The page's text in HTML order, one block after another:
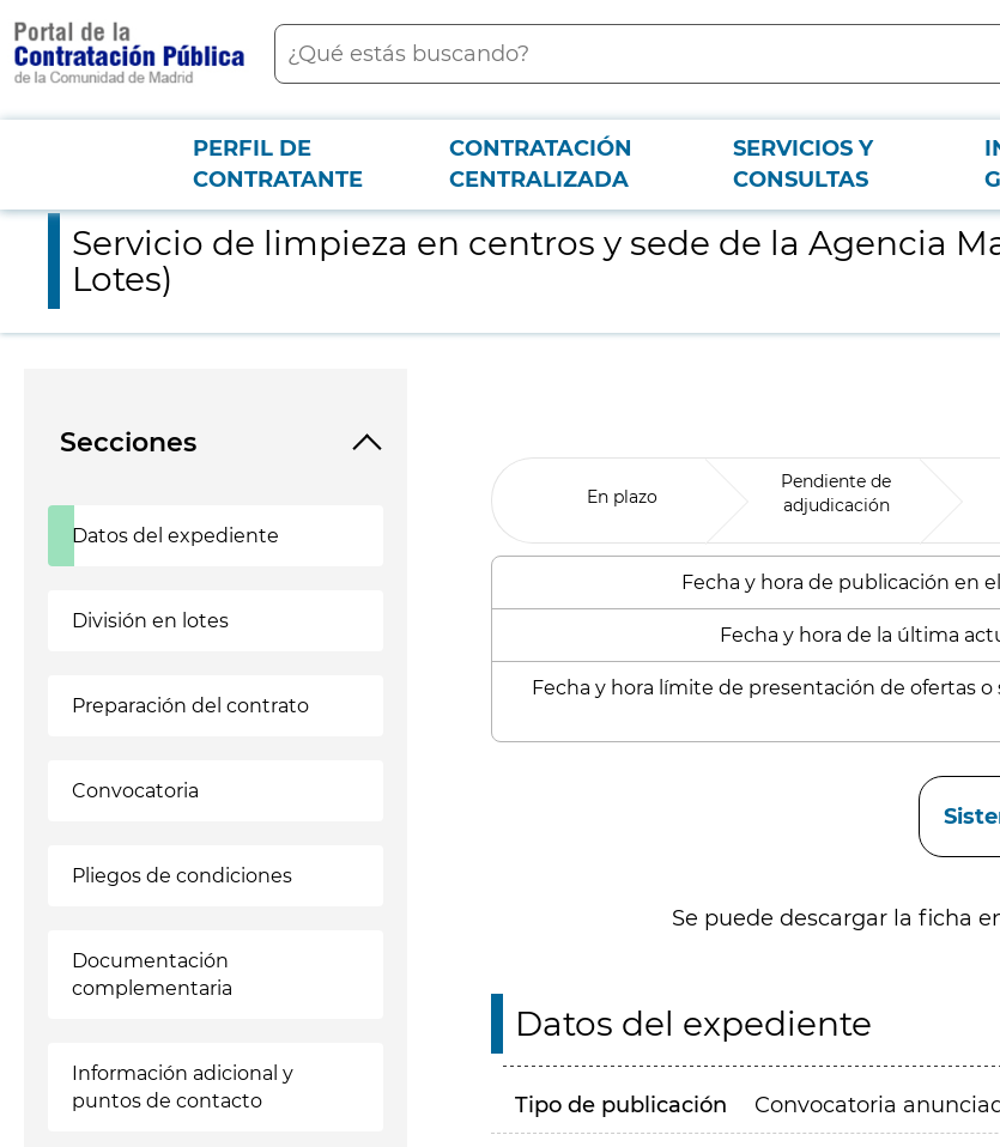
contenido
principal
Buscar
Menú PCON
PERFIL DE
CONTRATANTE
CONTRATACIÓN
CENTRALIZADA
SERVICIOS Y
CONSULTAS
Servicio de limpieza en centros y sede de la Agencia Madrileña de Atención Social (4 Lotes)
Servicio de limpieza en centros y sede de la Agencia
Lotes)
Secciones
Datos del expediente
División en lotes
Preparación del contrato
Convocatoria
Pliegos de condiciones
Documentación
complementaria
Información adicional y
puntos de contacto
En plazo
Pendiente de
adjudicación
Fecha y hora de publicación en
Fecha y hora de la última
Fecha y hora límite de presentación de ofertas
Se puede descargar la ficha
Datos del expediente
Tipo de publicación Convocatoria